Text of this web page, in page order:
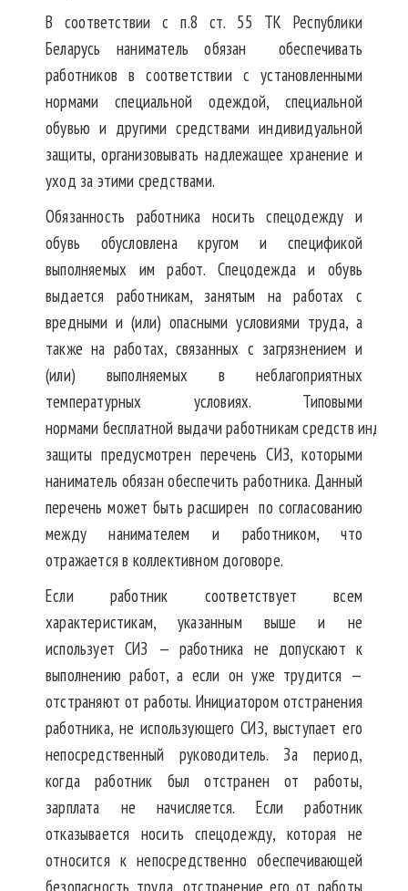
В соответствии с п.8 ст. 55 ТК Республики
Беларусь наниматель обязан обеспечивать
работников в соответствии с установленными
нормами специальной одеждой, специальной
обувью и другими средствами индивидуальной
защиты, организовывать надлежащее хранение и
уход за этими средствами.
Обязанность работника носить спецодежду и
обувь обусловлена кругом и спецификой
выполняемых им работ. Спецодежда и обувь
выдается работникам, занятым на работах с
вредными и (или) опасными условиями труда, а
также на работах, связанных с загрязнением и
(или) выполняемых в неблагоприятных
температурных условиях. Типовыми
нормами бесплатной выдачи работникам средств
защиты предусмотрен перечень СИЗ, которыми
наниматель обязан обеспечить работника. Данный
перечень может быть расширен по согласованию
между нанимателем и работником, что
отражается в коллективном договоре.
Если работник соответствует всем
характеристикам, указанным выше и не
использует СИЗ — работника не допускают к
выполнению работ, а если он уже трудится —
отстраняют от работы. Инициатором отстранения
работника, не использующего СИЗ, выступает его
непосредственный руководитель. За период,
когда работник был отстранен от работы,
зарплата не начисляется. Если работник
отказывается носить спецодежду, которая не
относится к непосредственно обеспечивающей
безопасность труда, отстранение его от работы